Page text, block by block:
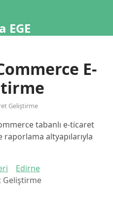
EGE
E-
Geliştirme
tabanlı e-ticaret
altyapılarıyla
Edirne
Geliştirme